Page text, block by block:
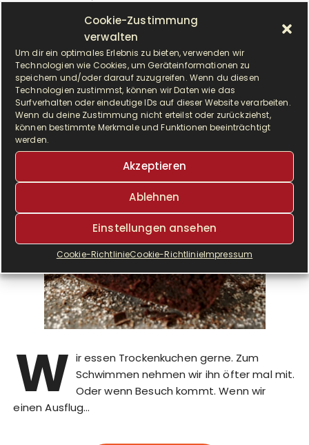
Cookie-Zustimmung
verwalten
Um dir ein optimales Erlebnis zu bieten, verwenden wir
Technologien wie Cookies, um Geräteinformationen zu
speichern und/oder darauf zuzugreifen. Wenn du diesen
Technologien zustimmst, können wir Daten wie das
Surfverhalten oder eindeutige IDs auf dieser Website verarbeiten.
Wenn du deine Zustimmung nicht erteilst oder zurückziehst,
können bestimmte Merkmale und Funktionen beeinträchtigt
werden.
Akzeptieren
Ablehnen
Einstellungen ansehen
Cookie-RichtlinieCookie-RichtlinieImpressum
W ir essen Trockenkuchen gerne. Zum
Schwimmen nehmen wir ihn öfter mal mit.
Oder wenn Besuch kommt. Wenn wir
einen Ausflug…